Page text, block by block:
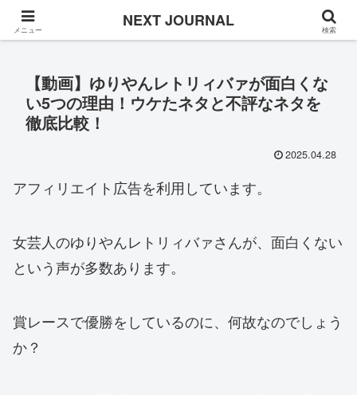
Once in a while
【動画】ゆりやんレトリィバァが面白くな
い5つの理由！ウケたネタと不評なネタを
徹底比較！
2025.04.28
アフィリエイト広告を利用しています。
女芸人のゆりやんレトリィバァさんが、面白くない
という声が多数あります。
賞レースで優勝をしているのに、何故なのでしょう
か？
メニュー NEXT JOURNAL 検索